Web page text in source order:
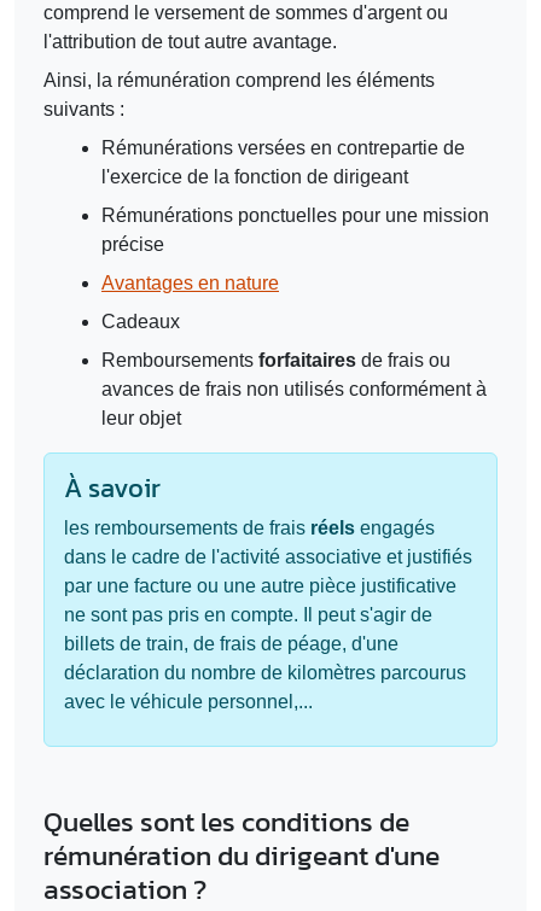
comprend le versement de sommes d'argent ou
l'attribution de tout autre avantage.
Ainsi, la rémunération comprend les éléments
suivants :
Rémunérations versées en contrepartie de
l'exercice de la fonction de dirigeant
Rémunérations ponctuelles pour une mission
précise
Avantages en nature
Cadeaux
Remboursements forfaitaires de frais ou
avances de frais non utilisés conformément à
leur objet
À savoir
les remboursements de frais réels engagés
dans le cadre de l'activité associative et justifiés
par une facture ou une autre pièce justificative
ne sont pas pris en compte. Il peut s'agir de
billets de train, de frais de péage, d'une
déclaration du nombre de kilomètres parcourus
avec le véhicule personnel,...
Quelles sont les conditions de
rémunération du dirigeant d'une
association ?